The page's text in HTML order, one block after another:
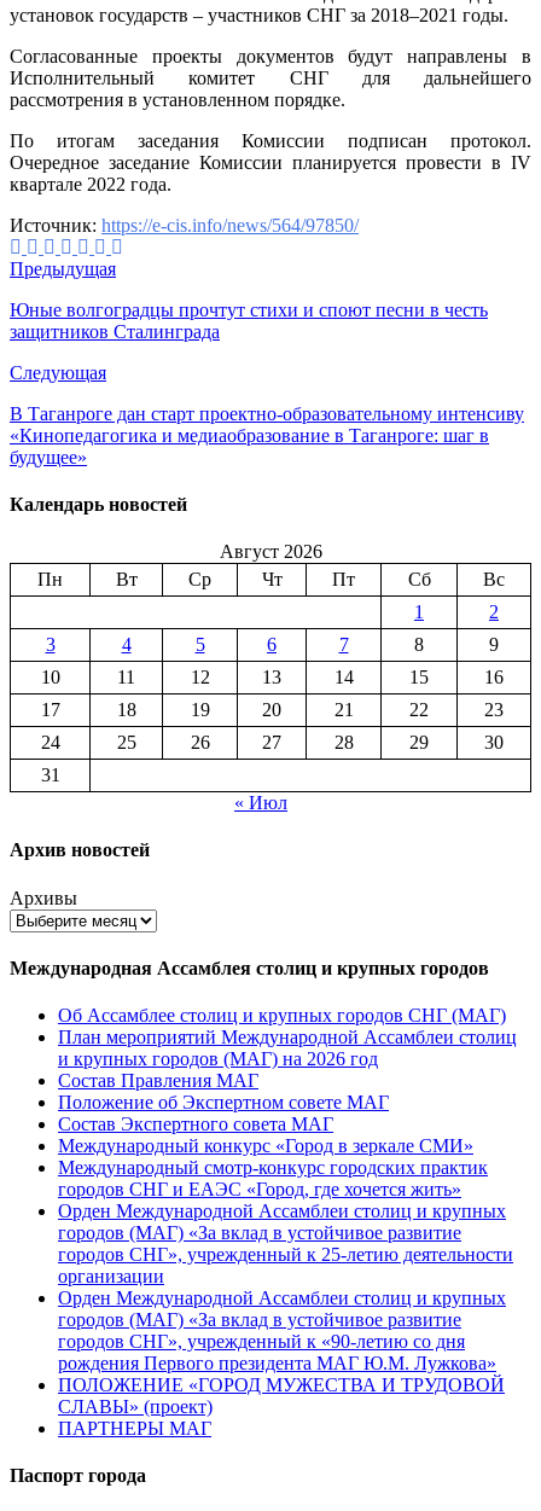
установок государств – участников СНГ за 2018–2021 годы.
Согласованные проекты документов будут направлены в
Исполнительный комитет СНГ для дальнейшего
рассмотрения в установленном порядке.
По итогам заседания Комиссии подписан протокол.
Очередное заседание Комиссии планируется провести в IV
квартале 2022 года.
Источник: https://e-cis.info/news/564/97850/
Предыдущая
Юные волгоградцы прочтут стихи и споют песни в честь
защитников Сталинграда
Следующая
В Таганроге дан старт проектно-образовательному интенсиву
«Кинопедагогика и медиаобразование в Таганроге: шаг в
будущее»
Календарь новостей
Август 2026
Пн
Вт Ср Чт Пт Сб
Вс
1
2
3
4 5 6 7 8
9
10
11 12 13 14 15
16
17
18 19 20 21 22
23
24
25 26 27 28 29
30
31
« Июл
Архив новостей
Архивы
Международная Ассамблея столиц и крупных городов
Об Ассамблее столиц и крупных городов СНГ (МАГ)
План мероприятий Международной Ассамблеи столиц
и крупных городов (МАГ) на 2026 год
Состав Правления МАГ
Положение об Экспертном совете МАГ
Состав Экспертного совета МАГ
Международный конкурс «Город в зеркале СМИ»
Международный смотр-конкурс городских практик
городов СНГ и ЕАЭС «Город, где хочется жить»
Орден Международной Ассамблеи столиц и крупных
городов (МАГ) «За вклад в устойчивое развитие
городов СНГ», учрежденный к 25-летию деятельности
организации
Орден Международной Ассамблеи столиц и крупных
городов (МАГ) «За вклад в устойчивое развитие
городов СНГ», учрежденный к «90-летию со дня
рождения Первого президента МАГ Ю.М. Лужкова»
ПОЛОЖЕНИЕ «ГОРОД МУЖЕСТВА И ТРУДОВОЙ
СЛАВЫ» (проект)
ПАРТНЕРЫ МАГ
Паспорт города